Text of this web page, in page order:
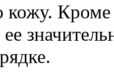
кожу.
ее